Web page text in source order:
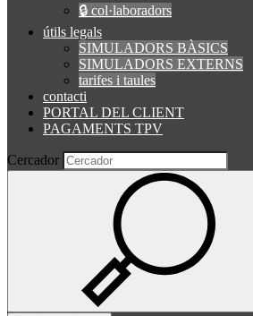
🔒 col·laboradors
útils legals
SIMULADORS BÀSICS
SIMULADORS EXTERNS
tarifes i taules
contacti
PORTAL DEL CLIENT
PAGAMENTS TPV
Cercador